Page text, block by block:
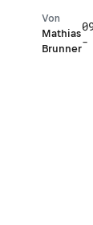
Mathias
Brunner
Von
-